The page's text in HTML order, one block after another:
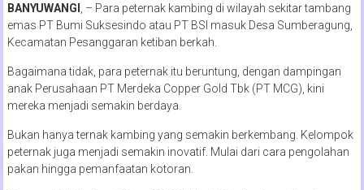
BANYUWANGI
, – Para peternak kambing di wilayah sekitar tambang
emas PT Bumi Suksesindo atau PT BSI masuk Desa Sumberagung,
Kecamatan Pesanggaran ketiban berkah.
Bagaimana tidak, para peternak itu beruntung, dengan dampingan
anak Perusahaan PT Merdeka Copper Gold Tbk (PT MCG), kini
mereka menjadi semakin berdaya.
Bukan hanya ternak kambing yang semakin berkembang. Kelompok
peternak juga menjadi semakin inovatif. Mulai dari cara pengolahan
pakan hingga pemanfaatan kotoran.